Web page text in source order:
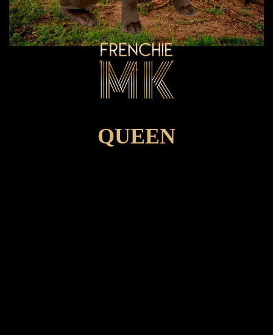
QUEEN